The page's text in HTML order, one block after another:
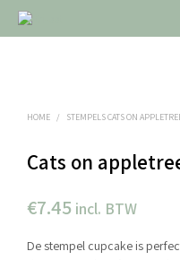
HOME / STEMPELS CATS ON
Cats on
€7.45 incl. BTW
De stempel cupcake is